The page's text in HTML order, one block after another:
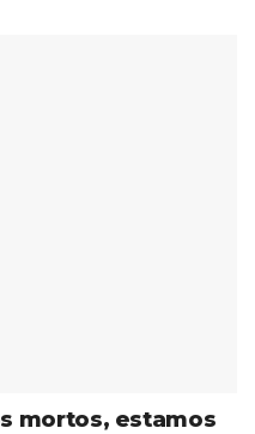
mortos, estamos